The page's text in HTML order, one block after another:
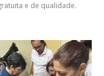
e de qualidade.